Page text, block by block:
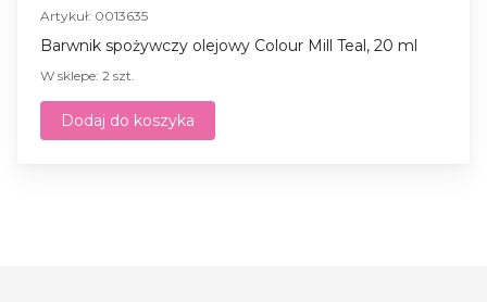
Artykuł: 0013635
Barwnik spożywczy olejowy Colour Mill Teal, 20 ml
W sklepe: 2 szt.
Dodaj do koszyka